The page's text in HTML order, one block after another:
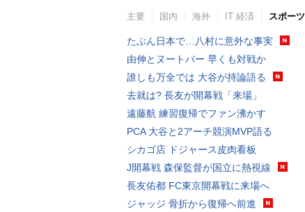
主要 国内 海外 IT 経済 スポーツ
たぶん日本で…八村に意外な事実
由伸とヌートバー 早くも対戦か
誰しも万全では 大谷が持論語る
去就は? 長友が開幕戦「来場」
遠藤航 練習復帰でファン沸かす
PCA 大谷と2アーチ競演MVP語る
シカゴ店 ドジャース皮肉看板
J開幕戦 森保監督が国立に熱視線
長友佑都 FC東京開幕戦に来場へ
ジャッジ 骨折から復帰へ前進